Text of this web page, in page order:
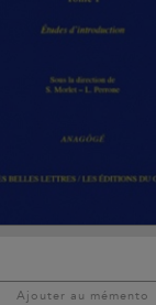
Ajouter au mémento